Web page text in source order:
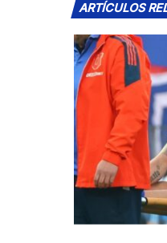
ARTÍCULOS